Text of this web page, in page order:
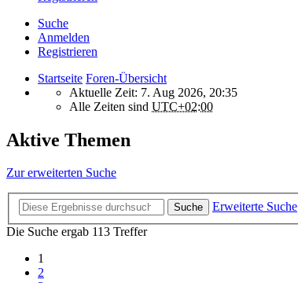
Suche
Anmelden
Registrieren
Startseite Foren-Übersicht
Aktuelle Zeit: 7. Aug 2026, 20:35
Alle Zeiten sind UTC+02:00
Aktive Themen
Zur erweiterten Suche
Suche
Erweiterte Suche
Die Suche ergab 113 Treffer
1
2